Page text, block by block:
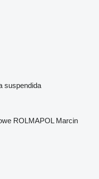
suspendida
ROLMAPOL Marcin